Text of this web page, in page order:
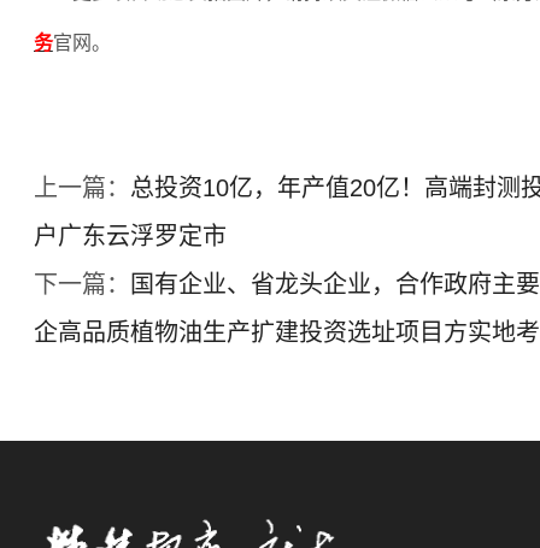
务官网。
上一篇： 总投资10亿，年产值20亿！高端封测
户广东云浮罗定市
下一篇：
国有企业、省龙头企业，合作政府主
企高品质植物油生产扩建投资选址项目方实地